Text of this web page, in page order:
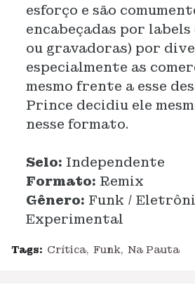
esforço e são
encabeçadas por labels
ou gravadoras) por
especialmente as
mesmo frente a esse
Prince decidiu ele
nesse formato.
Selo: Independente
Formato: Remix
Gênero: Funk /
Experimental
Tags: Crítica Funk Na Pauta